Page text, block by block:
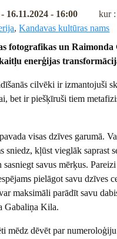
16.11.2024 - 16:00
kur :
,Kandavas kultūras nams
fotografikas un Raimonda
enerģijas
cilvēki ir izmantojuši
bet ir piešķīruši tiem
visas dzīves garumā.
sniedz, kļūst vieglāk saprast
savus mērķus.
pielāgot savu dzīves
maksimāli parādīt savu
Gabaliņa Kila.
mēdz dēvēt par